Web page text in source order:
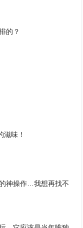
的？
滋味！
神操作…我想再找不